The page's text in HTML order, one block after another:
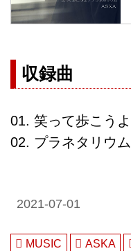
収録曲
01. 笑って歩こう
02. プラネタリウム
2021-07-01
MUSIC ASKA